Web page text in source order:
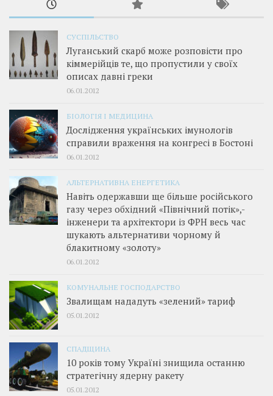
СУСПІЛЬСТВО
Луганський скарб може розповісти про
кіммерійців те, що пропустили у своїх
описах давні греки
06.01.2012
БІОЛОГІЯ І МЕДИЦИНА
Дослідження українських імунологів
справили враження на конгресі в Бостоні
06.01.2012
АЛЬТЕРНАТИВНА ЕНЕРГЕТИКА
Навіть одержавши ще більше російського
газу через обхідний «Північний потік»,­
інженери та архітектори із ФРН весь час
шукають альтернативи чорному й
блакитному «золоту»
06.01.2012
КОМУНАЛЬНЕ ГОСПОДАРСТВО
Звалищам нададуть «зелений» тариф
05.01.2012
СПАДЩИНА
10 років тому Україні знищила останню
стратегічну ядерну ракету
05.01.2012